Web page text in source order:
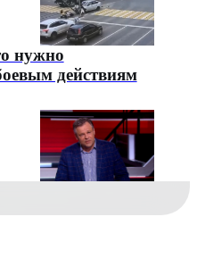
нужно
действиям